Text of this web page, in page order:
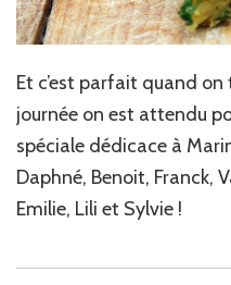
Et c’est parfait quand
journée on est attendu
spéciale dédicace à
Daphné, Benoit, Franck,
Emilie, Lili et Sylvie !